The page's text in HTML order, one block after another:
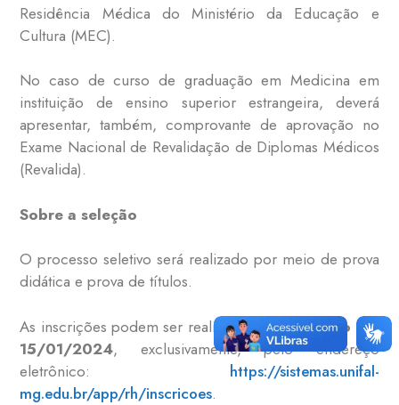
Residência Médica do Ministério da Educação e
Cultura (MEC).
No caso de curso de graduação em Medicina em
instituição de ensino superior estrangeira, deverá
apresentar, também, comprovante de aprovação no
Exame Nacional de Revalidação de Diplomas Médicos
(Revalida).
Sobre a seleção
O processo seletivo será realizado por meio de prova
didática e prova de títulos.
As inscrições podem ser realizadas atéas 18h do dia
15/01/2024, exclusivamente, pelo endereço
eletrônico: https://sistemas.unifal-
mg.edu.br/app/rh/inscricoes.